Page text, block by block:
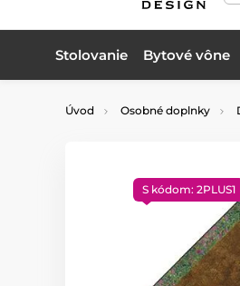
Stolovanie Bytové vône
Úvod Osobné doplnky
S kódom: 2PLUS1